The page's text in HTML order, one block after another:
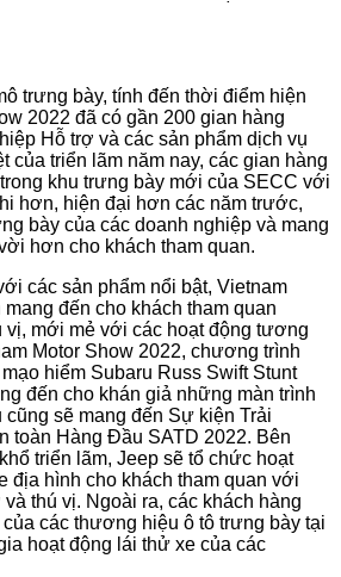
trưng bày, tính đến thời điểm hiện
2022 đã có gần 200 gian hàng
Hỗ trợ và các sản phẩm dịch vụ
của triển lãm năm nay, các gian hàng
khu trưng bày mới của SECC với
hơn, hiện đại hơn các năm trước,
bày của các doanh nghiệp và mang
hơn cho khách tham quan.
các sản phẩm nổi bật, Vietnam
đến cho khách tham quan
vị, mới mẻ với các hoạt động tương
Motor Show 2022, chương trình
hiểm Subaru Russ Swift Stunt
đến cho khán giả những màn trình
sẽ mang đến Sự kiện Trải
toàn Hàng Đầu SATD 2022. Bên
triển lãm, Jeep sẽ tổ chức hoạt
địa hình cho khách tham quan với
thú vị. Ngoài ra, các khách hàng
các thương hiệu ô tô trưng bày tại
hoạt động lái thử xe của các